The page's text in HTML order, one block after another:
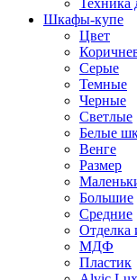
Техника
Шкафы-купе
Цвет
Серые
Темные
Черные
Светлые
Белые
Венге
Размер
Большие
Средние
Отделка
МДФ
Пластик